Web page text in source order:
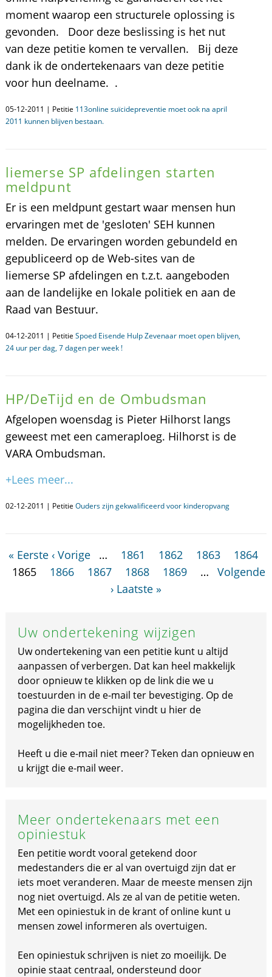
moment waarop een structurele oplossing is
gevonden. Door deze beslissing is het nut
van deze petitie komen te vervallen. Bij deze
dank ik de ondertekenaars van deze petitie
voor hun deelname. .
05-12-2011 | Petitie 113online suïcidepreventie moet ook na april
2011 kunnen blijven bestaan.
liemerse SP afdelingen starten
meldpunt
Er is een meldpunt gestart waar mensen hun
ervaringen met de 'gesloten' SEH kunnen
melden. De ervaringen worden gebundeld en
gepubliceerd op de Web-sites van de
liemerse SP afdelingen en t.z.t. aangeboden
aan de landelijke en lokale politiek en aan de
Raad van Bestuur.
04-12-2011 | Petitie Spoed Eisende Hulp Zevenaar moet open blijven,
24 uur per dag, 7 dagen per week !
HP/DeTijd en de Ombudsman
Afgelopen woensdag is Pieter Hilhorst langs
geweest met een cameraploeg. Hilhorst is de
VARA Ombudsman.
+Lees meer...
02-12-2011 | Petitie Ouders zijn gekwalificeerd voor kinderopvang
« Eerste ‹ Vorige … 1861 1862 1863
1864
1865
1866 1867 1868 1869 …
Volgende
› Laatste »
Uw ondertekening wijzigen
Uw ondertekening van een petitie kunt u altijd
aanpassen of verbergen. Dat kan heel makkelijk
door opnieuw te klikken op de link die we u
toestuurden in de e-mail ter bevestiging. Op de
pagina die dan verschijnt vindt u hier de
mogelijkheden toe.
Heeft u die e-mail niet meer? Teken dan opnieuw en
u krijgt die e-mail weer.
Meer ondertekenaars met een
opiniestuk
Een petitie wordt vooral getekend door
medestanders die er al van overtuigd zijn dat er
iets moet veranderen. Maar de meeste mensen zijn
nog niet overtuigd. Als ze al van de petitie weten.
Met een opiniestuk in de krant of online kunt u
mensen zowel informeren als overtuigen.
Een opiniestuk schrijven is niet zo moeilijk. De
opinie staat centraal, ondersteund door